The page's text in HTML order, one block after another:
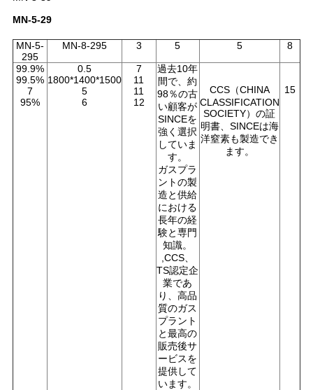
ー
MN-5-29
MN-5-
295
MN-8-295 3 5 5 8
99.9%
99.5%
7
95%
0.5
1800*1400*1500
5
6
7
11
11
12
過去10年
間で、約
98％の古
い顧客が
SINCEを
強く選択
していま
す。
ガスプラ
ントの製
造と供給
における
長年の経
験と専門
知識。
,CCS、
TS認定企
業であ
り、高品
質のガス
プラント
と最高の
販売後サ
ービスを
提供して
います。
CCS（CHINA
CLASSIFICATION
SOCIETY）の証
明書、SINCEは海
洋窒素も製造でき
ます。
15